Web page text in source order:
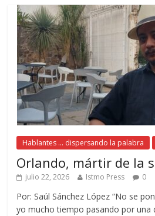
Hablantes ... dispersando la palabra
Orlando, mártir de la
julio 22, 2026 Istmo Press 0
Por: Saúl Sánchez López “No se
yo mucho tiempo pasando por una